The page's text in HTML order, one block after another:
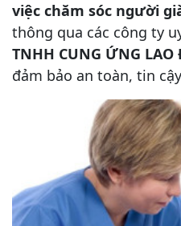
việc chăm sóc người
thông qua các công ty
TNHH CUNG ỨNG
đảm bảo an toàn, tin